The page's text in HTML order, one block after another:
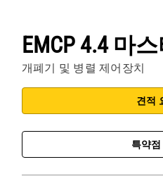
EMCP 4.4 마
개폐기 및 병렬 제어장치
견적
특약